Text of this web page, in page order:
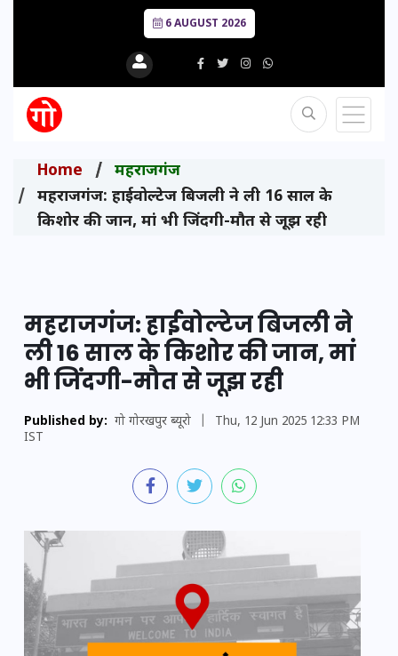
6 AUGUST 2026
Home
महराजगंज
महराजगंज: हाईवोल्टेज बिजली ने ली 16 साल के
किशोर की जान, मां भी जिंदगी-मौत से जूझ रही
महराजगंज: हाईवोल्टेज बिजली ने
ली 16 साल के किशोर की जान, मां
भी जिंदगी-मौत से जूझ रही
Published by: गो गोरखपुर ब्यूरो
Thu, 12 Jun 2025 12:33 PM
IST